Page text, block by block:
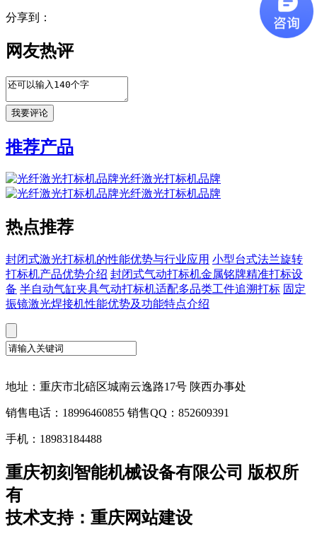
分享到：
网友热评
推荐产品
光纤激光打标机品牌
光纤激光打标机品牌
热点推荐
封闭式激光打标机的性能优势与行业应用 小型台式法兰旋转
打标机产品优势介绍 封闭式气动打标机金属铭牌精准打标设
备 半自动气缸夹具气动打标机适配多品类工件追溯打标 固定
振镜激光焊接机性能优势及功能特点介绍
地址：重庆市北碚区城南云逸路17号 陕西办事处
销售电话：18996460855 销售QQ：852609391
手机：18983184488
重庆初刻智能机械设备有限公司 版权所
有
技术支持：重庆网站建设